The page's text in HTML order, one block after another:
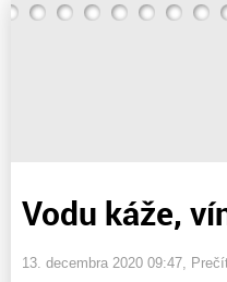
Najkomentovanejšie články
Vodu káže,
13. decembra 2020 09:47 ,